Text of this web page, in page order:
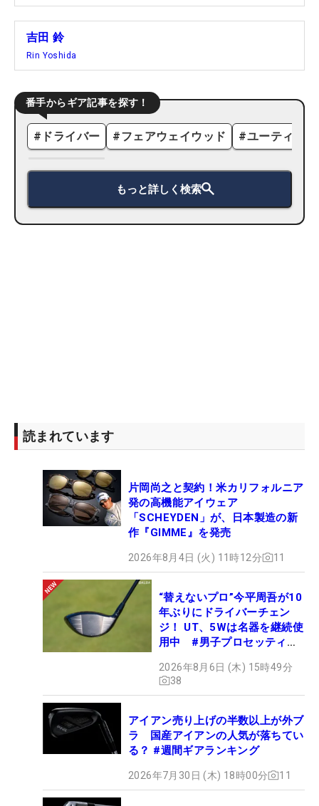
吉田 鈴
Rin Yoshida
番手からギア記事を探す！
# ドライバー #フェアウェイウッド #ユーティリ
もっと詳しく検索
読まれています
片岡尚之と契約！米カリフォルニア
発の高機能アイウェア
「SCHEYDEN」が、日本製造の新
作『GIMME』を発売
2026年8月4日 (火) 11時12分 11
“替えないプロ”今平周吾が10
年ぶりにドライバーチェン
ジ！ UT、5Wは名器を継続使
用中 #男子プロセッティン
2026年8月6日 (木) 15時49分
38
アイアン売り上げの半数以上が外ブ
ラ 国産アイアンの人気が落ちてい
る？ #週間ギアランキング
2026年7月30日 (木) 18時00分 11